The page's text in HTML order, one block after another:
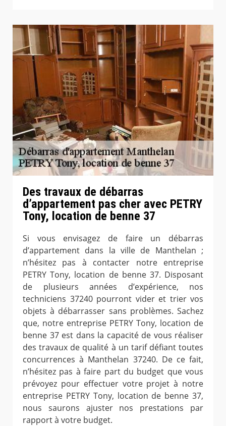
Des travaux de débarras
d’appartement pas cher avec PETRY
Tony, location de benne 37
Si vous envisagez de faire un débarras
d’appartement dans la ville de Manthelan ;
n’hésitez pas à contacter notre entreprise
PETRY Tony, location de benne 37. Disposant
de plusieurs années d’expérience, nos
techniciens 37240 pourront vider et trier vos
objets à débarrasser sans problèmes. Sachez
que, notre entreprise PETRY Tony, location de
benne 37 est dans la capacité de vous réaliser
des travaux de qualité à un tarif défiant toutes
concurrences à Manthelan 37240. De ce fait,
n’hésitez pas à faire part du budget que vous
prévoyez pour effectuer votre projet à notre
entreprise PETRY Tony, location de benne 37,
nous saurons ajuster nos prestations par
rapport à votre budget.